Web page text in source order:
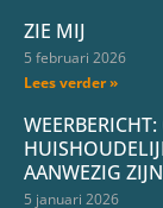
ZIE MIJ
5 februari 2026
Lees verder »
AANWEZIG
5 januari 2026